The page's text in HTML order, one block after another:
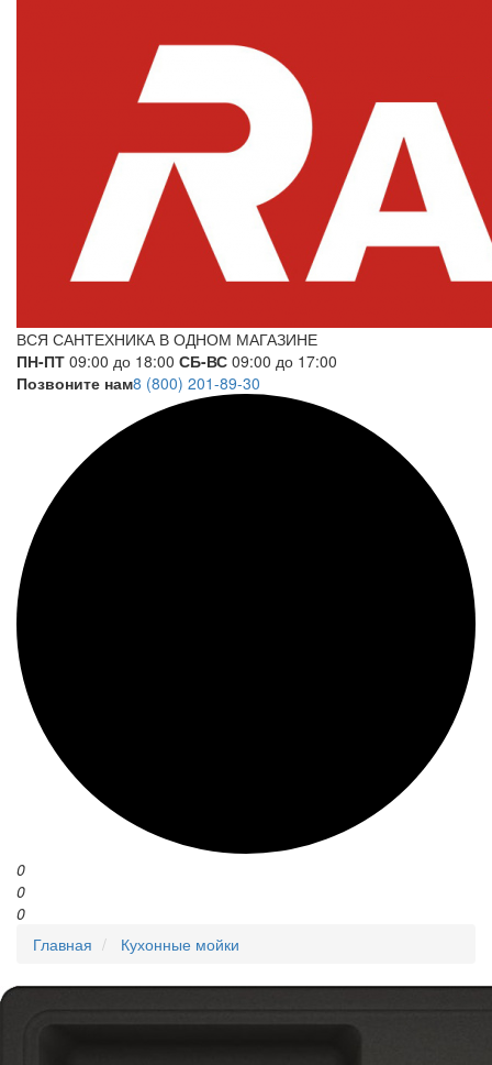
ВСЯ САНТЕХНИКА В ОДНОМ МАГАЗИНЕ
ПН-ПТ 09:00 до 18:00 СБ-ВС 09:00 до 17:00
Позвоните нам8 (800) 201-89-30
0
0
0
Главная
Кухонные мойки